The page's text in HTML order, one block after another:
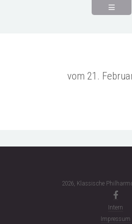
vom 21.
2026, Klassische
Intern
Impressum